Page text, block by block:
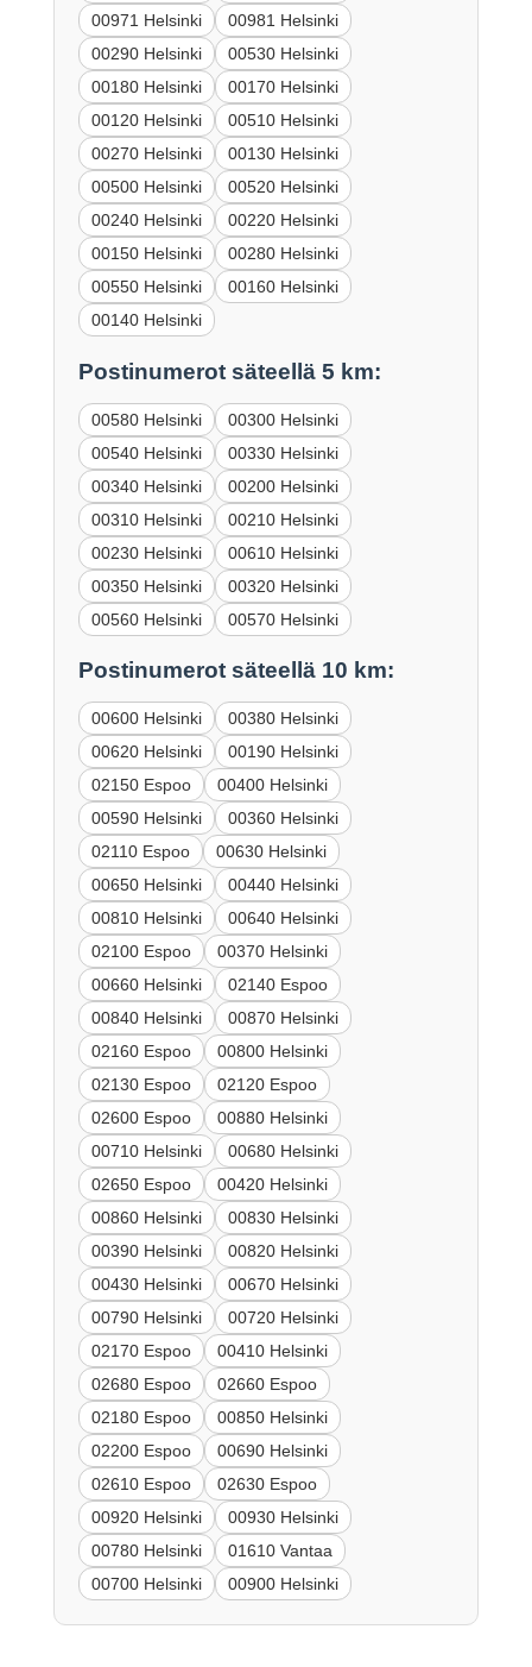
00971 Helsinki
00981 Helsinki
00290 Helsinki
00530 Helsinki
00180 Helsinki
00170 Helsinki
00120 Helsinki
00510 Helsinki
00270 Helsinki
00130 Helsinki
00500 Helsinki
00520 Helsinki
00240 Helsinki
00220 Helsinki
00150 Helsinki
00280 Helsinki
00550 Helsinki
00160 Helsinki
00140 Helsinki
Postinumerot säteellä 5 km:
00580 Helsinki
00300 Helsinki
00540 Helsinki
00330 Helsinki
00340 Helsinki
00200 Helsinki
00310 Helsinki
00210 Helsinki
00230 Helsinki
00610 Helsinki
00350 Helsinki
00320 Helsinki
00560 Helsinki
00570 Helsinki
Postinumerot säteellä 10 km:
00600 Helsinki
00380 Helsinki
00620 Helsinki
00190 Helsinki
02150 Espoo
00400 Helsinki
00590 Helsinki
00360 Helsinki
02110 Espoo
00630 Helsinki
00650 Helsinki
00440 Helsinki
00810 Helsinki
00640 Helsinki
02100 Espoo
00370 Helsinki
00660 Helsinki
02140 Espoo
00840 Helsinki
00870 Helsinki
02160 Espoo
00800 Helsinki
02130 Espoo
02120 Espoo
02600 Espoo
00880 Helsinki
00710 Helsinki
00680 Helsinki
02650 Espoo
00420 Helsinki
00860 Helsinki
00830 Helsinki
00390 Helsinki
00820 Helsinki
00430 Helsinki
00670 Helsinki
00790 Helsinki
00720 Helsinki
02170 Espoo
00410 Helsinki
02680 Espoo
02660 Espoo
02180 Espoo
00850 Helsinki
02200 Espoo
00690 Helsinki
02610 Espoo
02630 Espoo
00920 Helsinki
00930 Helsinki
00780 Helsinki
01610 Vantaa
00700 Helsinki
00900 Helsinki